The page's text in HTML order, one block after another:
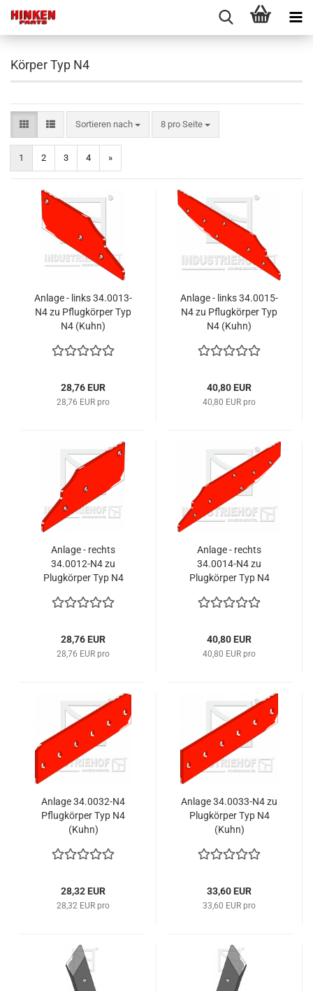
Körper Typ N4
Sortieren nach
Sortieren nach 8 pro Seite
pro Seite
1 2 3 4 »
Anlage - links 34.0013-
N4 zu Pflugkörper Typ
N4 (Kuhn)
28,76 EUR
28,76 EUR pro
Anlage - links 34.0015-
N4 zu Pflugkörper Typ
N4 (Kuhn)
40,80 EUR
40,80 EUR pro
Anlage - rechts
34.0012-N4 zu
Plugkörper Typ N4
28,76 EUR
28,76 EUR pro
Anlage - rechts
34.0014-N4 zu
Plugkörper Typ N4
40,80 EUR
40,80 EUR pro
Anlage 34.0032-N4
Pflugkörper Typ N4
(Kuhn)
28,32 EUR
28,32 EUR pro
Anlage 34.0033-N4 zu
Plugkörper Typ N4
(Kuhn)
33,60 EUR
33,60 EUR pro